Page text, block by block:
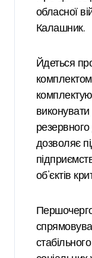
обласної
Калашник.
Йдеться
виконувати
дозволяє
об’єктів